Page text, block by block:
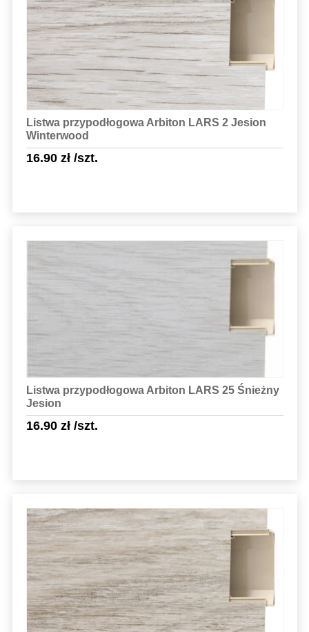
Listwa przypodłogowa Arbiton LARS 2 Jesion
Winterwood
16.90 zł/szt.
Listwa przypodłogowa Arbiton LARS 25 Śnieżny
Jesion
16.90 zł/szt.
Sprawdź szczegóły